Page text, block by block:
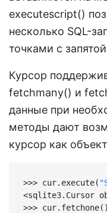
executescript()
несколько SQL-
точками с
Курсор
fetchmany() и
данные при
методы дают
курсор как
>>> cur.execute(
<sqlite3.Cursor
>>> cur.fetchone()